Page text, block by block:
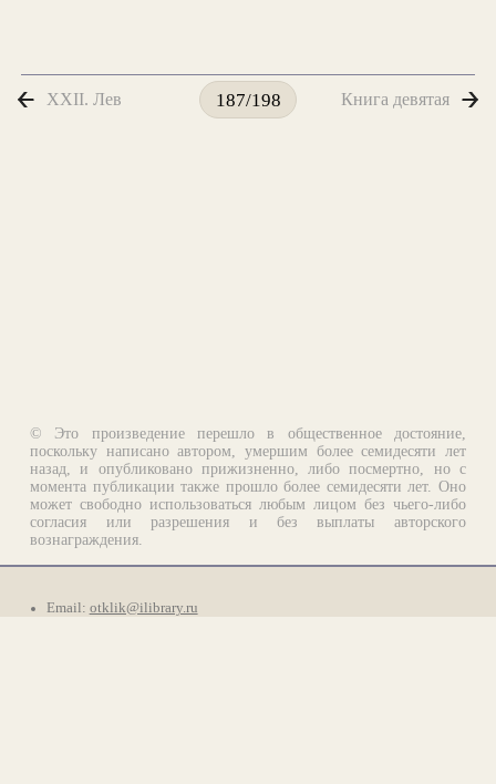
XXII. Лев 187/198 Книга девятая
© Это произведение перешло в общественное достояние,
поскольку написано автором, умершим более семидесяти лет
назад, и опубликовано прижизненно, либо посмертно, но с
момента публикации также прошло более семидесяти лет. Оно
может свободно использоваться любым лицом без чьего-либо
согласия или разрешения и без выплаты авторского
вознаграждения.
Email: otklik@ilibrary.ru